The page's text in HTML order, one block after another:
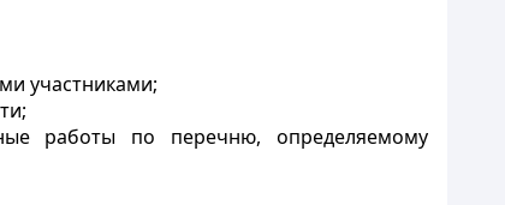
участниками;
работы по перечню, определяемому